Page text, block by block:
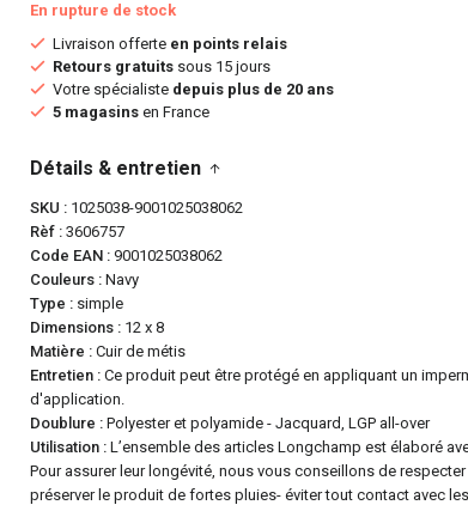
En rupture de stock
Livraison offerte en points relais
Retours gratuits sous 15 jours
Votre spécialiste depuis plus de 20 ans
5 magasins en France
Détails & entretien
SKU
1025038-9001025038062
Rèf
3606757
Code EAN
9001025038062
Couleurs
Navy
Type
simple
Dimensions
12 x 8
Matière
Cuir de métis
Entretien
Ce produit peut être protégé en appliquant un
d'application.
Doublure
Polyester et polyamide - Jacquard, LGP all-over
Utilisation
L’ensemble des articles Longchamp est élaboré
Pour assurer leur longévité, nous vous conseillons de
préserver le produit de fortes pluies- éviter tout contact avec